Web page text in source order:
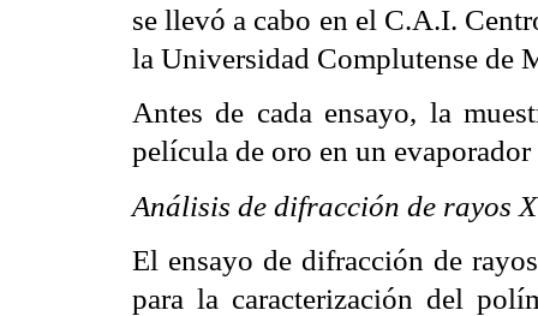
se llevó a cabo en el C.A.I.
la Universidad Complutense de
Antes de cada ensayo, la
película de oro en un
Análisis de difracción de rayos X
El ensayo de difracción de
para la caracterización del